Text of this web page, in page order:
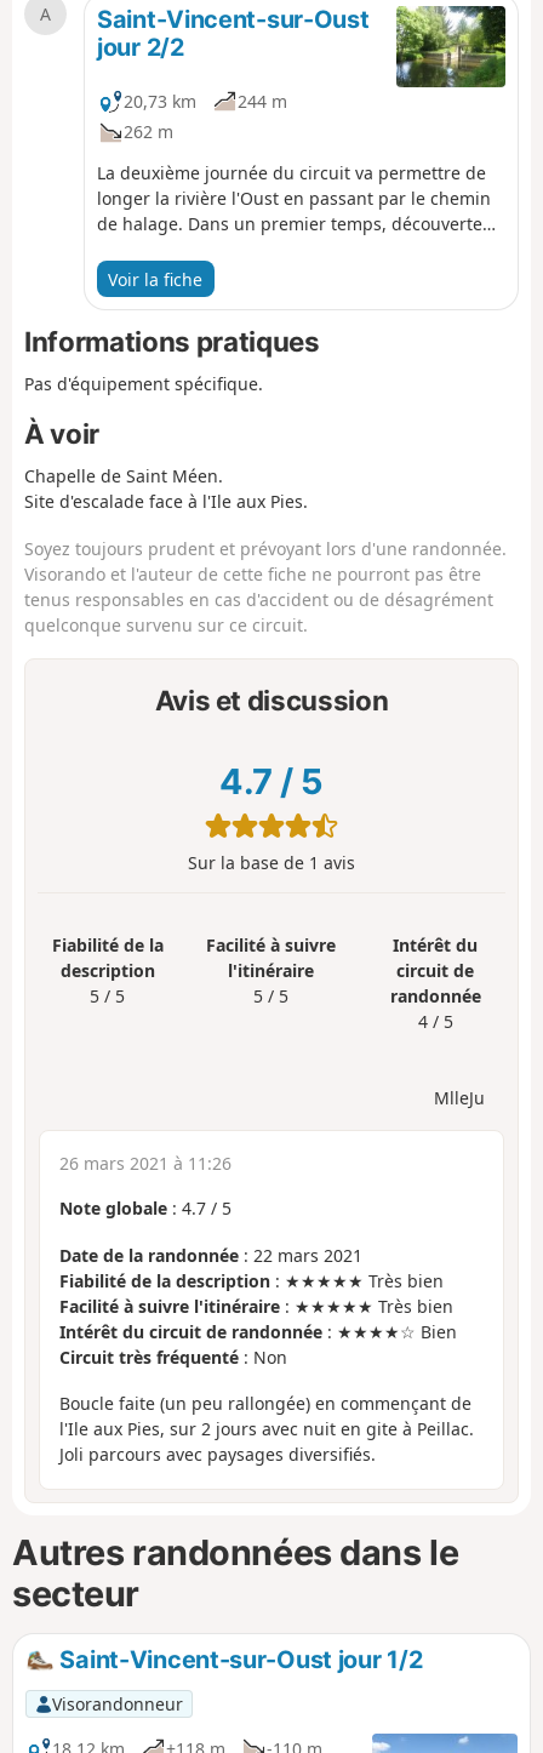
A
Saint-Vincent-sur-Oust
jour 2/2
20,73 km
244 m
262 m
La deuxième journée du circuit va permettre de
longer la rivière l'Oust en passant par le chemin
de halage. Dans un premier temps, découverte
longe la rivière ce qui permettra de passer sur le
bord de l'Ile aux Pies. Retour à Saint-Vincent-sur-
Oust par la forêt.
Voir la fiche
Informations pratiques
Pas d'équipement spécifique.
À voir
Chapelle de Saint Méen.
Site d'escalade face à l'Ile aux Pies.
Soyez toujours prudent et prévoyant lors d'une randonnée.
Visorando et l'auteur de cette fiche ne pourront pas être
tenus responsables en cas d'accident ou de désagrément
quelconque survenu sur ce circuit.
Avis et discussion
4.7 / 5
Sur la base de 1 avis
Fiabilité de la
description
5 / 5
Facilité à suivre
l'itinéraire
5 / 5
Intérêt du
circuit de
randonnée
4 / 5
MlleJu
26 mars 2021 à 11:26
Note globale : 4.7 / 5
Date de la randonnée : 22 mars 2021
Fiabilité de la description : ★★★★★ Très bien
Facilité à suivre l'itinéraire : ★★★★★ Très bien
Intérêt du circuit de randonnée : ★★★★☆ Bien
Circuit très fréquenté : Non
Boucle faite (un peu rallongée) en commençant de
l'Ile aux Pies, sur 2 jours avec nuit en gite à Peillac.
Joli parcours avec paysages diversifiés.
Autres randonnées dans le
secteur
Saint-Vincent-sur-Oust jour 1/2
Visorandonneur